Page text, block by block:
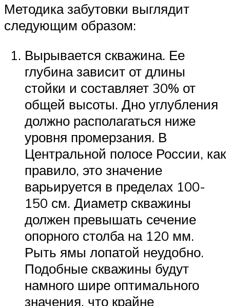
Методика забутовки выглядит
следующим образом:
Вырывается скважина. Ее
глубина зависит от длины
стойки и составляет 30% от
общей высоты. Дно углубления
должно располагаться ниже
уровня промерзания. В
Центральной полосе России, как
правило, это значение
варьируется в пределах 100-
150 см. Диаметр скважины
должен превышать сечение
опорного столба на 120 мм.
Рыть ямы лопатой неудобно.
Подобные скважины будут
намного шире оптимального
значения, что крайне